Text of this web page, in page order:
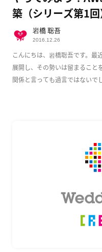
築（シリーズ第1回
こんにちは、岩橋聡吾です。最
展開し、その勢いは留まること
関係と言っても過言ではないで
岩橋 聡吾
2016.12.26